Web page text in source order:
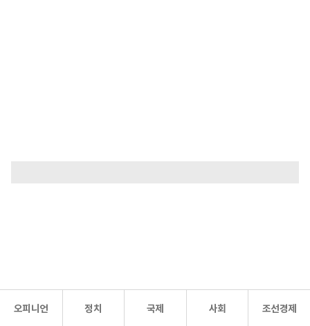
오피니언 정치 국제 사회 조선경제